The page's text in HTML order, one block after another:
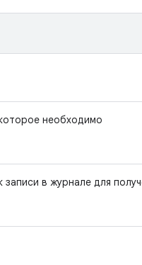
необходимо
в журнале для